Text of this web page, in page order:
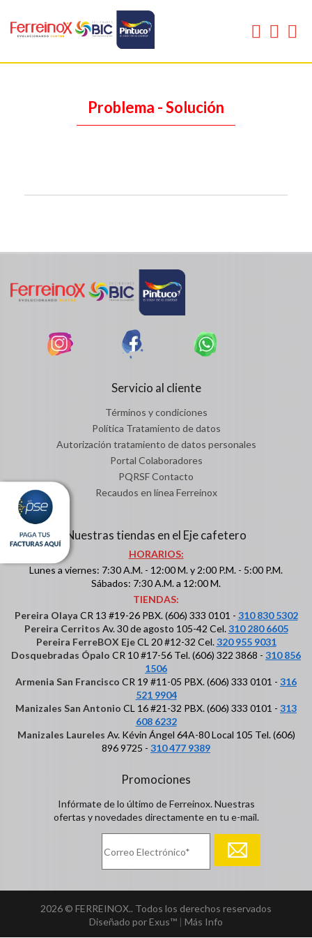
Problema - Solución
Servicio al cliente
Términos y condiciones
Política Tratamiento de datos
Autorización tratamiento de datos personales
Portal Colaboradores
PQRSF Contacto
Recaudos en línea Ferreinox
Nuestras tiendas en el Eje cafetero
HORARIOS:
Lunes a viernes: 7:30 A.M. - 12:00 M. y 2:00 P.M. - 5:00 P.M.
Sábados: 7:30 A.M. a 12:00 M.
TIENDAS:
Pereira Olaya CR 13 #19-26 PBX. (606) 333 0101 - 310 830 5302
Pereira Cerritos Av. 30 de agosto 105-42 Cel.310 280 6605
Pereira FerreBOX EjeCL 20 #12-32 Cel.320 955 9031
Dosquebradas Ópalo CR 10 #17-56 Tel. (606) 322 3868 - 310 856
1506
Armenia San Francisco CR 19 #11-05 PBX. (606) 333 0101 - 316
521 9904
Manizales San Antonio CL 16 #21-32 PBX. (606) 333 0101 - 313
608 6232
Manizales Laureles Av. Kévin Ángel 64A-80 Local 105 Tel. (606)
896 9725 - 310 477 9389
Promociones
Infórmate de lo último de Ferreinox. Nuestras
ofertas y novedades directamente en tu e-mail.
2026 © FERREINOX.. Todos los derechos reservados
Diseñado por Exus™ | Más Info